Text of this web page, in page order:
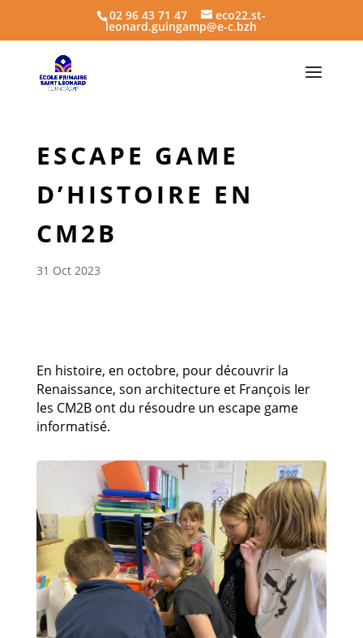
02 96 43 71 47 eco22.st-
leonard.guingamp@e-c.bzh
ESCAPE GAME
D’HISTOIRE EN
CM2B
31 Oct 2023
En histoire, en octobre, pour découvrir la
Renaissance, son architecture et François Ier
les CM2B ont du résoudre un escape game
informatisé.